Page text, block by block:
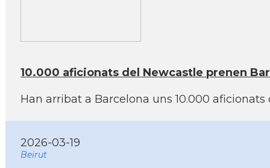
10.000 aficionats del Newcastle prenen
Han arribat a Barcelona uns 10.000
2026-03-19
Beirut